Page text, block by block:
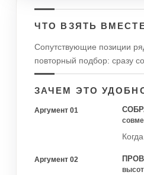
ЧТО ВЗЯТЬ
Сопутствующие позиции
повторный подбор: сразу
ЗАЧЕМ ЭТО
Аргумент 01
Аргумент 02